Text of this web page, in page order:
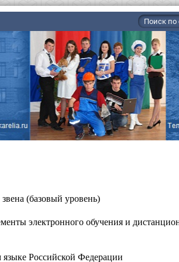
(базовый уровень)
электронного обучения и
языке Российской Федерации